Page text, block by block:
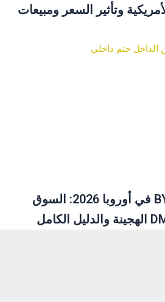
وتأثير السعر ومبيعات
سعر BYD Seal U في أوروبا 2026: السوق